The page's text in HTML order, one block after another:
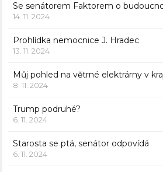
Se senátorem Faktorem o
14. 11. 2024
Prohlídka nemocnice J. Hradec
13. 11. 2024
Můj pohled na větrné elektrárny v
8. 11. 2024
Trump podruhé?
6. 11. 2024
Starosta se ptá, senátor odpovídá
6. 11. 2024